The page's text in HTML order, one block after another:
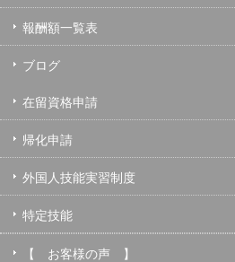
報酬額一覧表
ブログ
在留資格申請
帰化申請
外国人技能実習制度
特定技能
【 お客様の声 】